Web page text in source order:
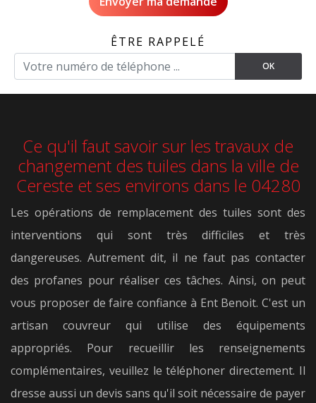
ÊTRE RAPPELÉ
Ce qu'il faut savoir sur les travaux de
changement des tuiles dans la ville de
Cereste et ses environs dans le 04280
Les opérations de remplacement des tuiles sont des
interventions qui sont très difficiles et très
dangereuses. Autrement dit, il ne faut pas contacter
des profanes pour réaliser ces tâches. Ainsi, on peut
vous proposer de faire confiance à Ent Benoit. C'est un
artisan couvreur qui utilise des équipements
appropriés. Pour recueillir les renseignements
complémentaires, veuillez le téléphoner directement. Il
dresse aussi un devis sans qu'il soit nécessaire de payer